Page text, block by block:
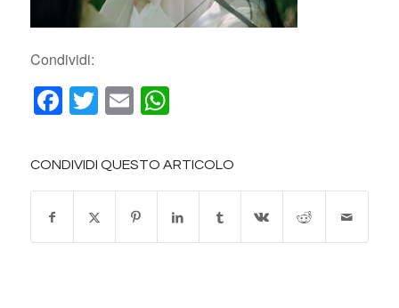
Condividi:
Facebook
Twitter
EmailWhatsApp
CONDIVIDI QUESTO ARTICOLO